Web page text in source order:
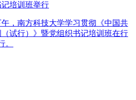
培训班举行
午，南方科技大学学习贯彻《中国共
试行）》暨党组织书记培训班在行
。